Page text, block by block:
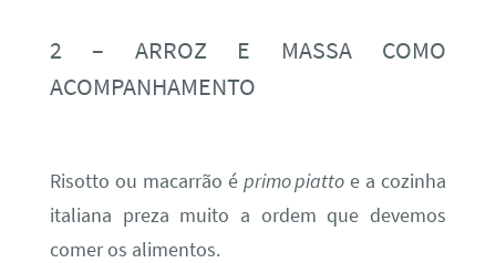
2 – ARROZ E MASSA COMO
ACOMPANHAMENTO
Risotto ou macarrão é primo piatto e a cozinha
italiana preza muito a ordem que devemos
comer os alimentos.